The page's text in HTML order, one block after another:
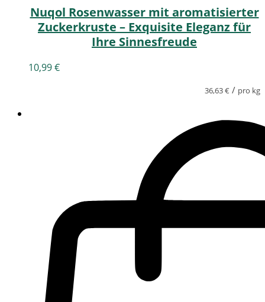
Nuqol Rosenwasser mit aromatisierter
Zuckerkruste – Exquisite Eleganz für
Ihre Sinnesfreude
10,99€
36,63€ / pro kg